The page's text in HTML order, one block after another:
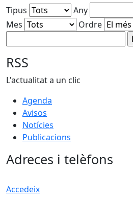
Tipus
Any
Mes
Ordre
RSS
L'actualitat a un clic
Agenda
Avisos
Notícies
Publicacions
Adreces i telèfons
Accedeix